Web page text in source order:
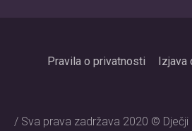
Pravila o privatnosti
/ Sva prava zadržava 2020 © Dječji